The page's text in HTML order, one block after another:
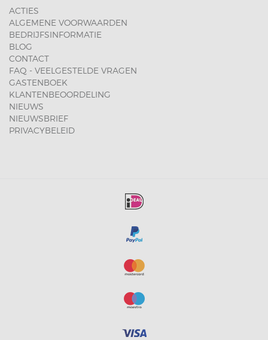
ACTIES
ALGEMENE VOORWAARDEN
BEDRIJFSINFORMATIE
BLOG
CONTACT
FAQ - VEELGESTELDE VRAGEN
GASTENBOEK
KLANTENBEOORDELING
NIEUWS
NIEUWSBRIEF
PRIVACYBELEID